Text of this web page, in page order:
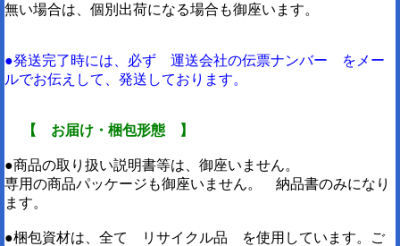
無い場合は、個別出荷になる場合も御座います。
●発送完了時には、必ず 運送会社の伝票ナンバー をメー
ルでお伝えして、発送しております。
【 お届け・梱包形態 】
●商品の取り扱い説明書等は、御座いません。
専用の商品パッケージも御座いません。 納品書のみになり
ます。
●梱包資材は、全て リサイクル品 を使用しています。ご